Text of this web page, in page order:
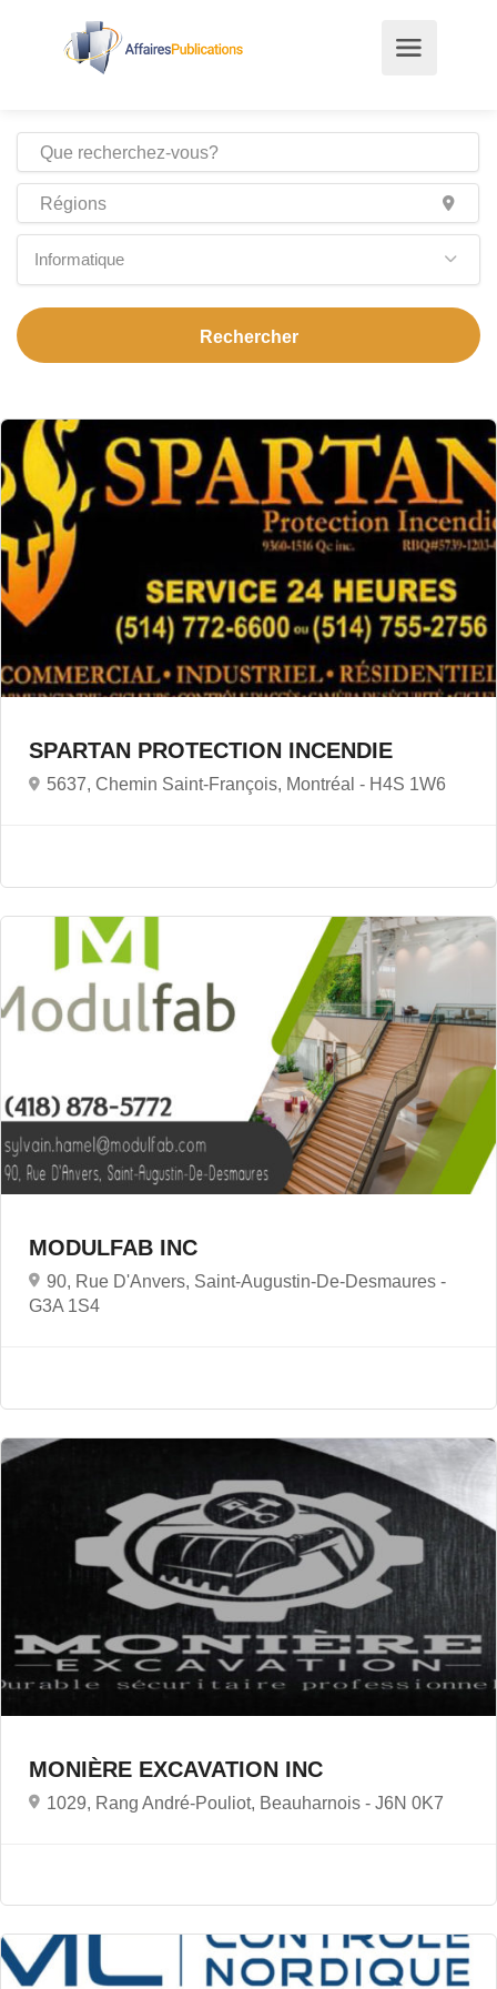
Informatique
SPARTAN PROTECTION INCENDIE
5637, Chemin Saint-François, Montréal - H4S 1W6
MODULFAB INC
90, Rue D'Anvers, Saint-Augustin-De-Desmaures -
G3A 1S4
MONIÈRE EXCAVATION INC
1029, Rang André-Pouliot, Beauharnois - J6N 0K7